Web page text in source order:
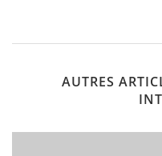
AUTRES